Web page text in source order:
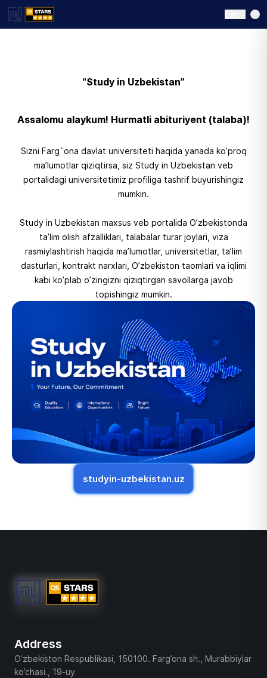
“Study in Uzbekistan”
Assalomu alaykum! Hurmatli abituriyent (talaba)!
Sizni Farg`ona davlat universiteti haqida yanada ko’proq
ma’lumotlar qiziqtirsa, siz Study in Uzbekistan veb
portalidagi universitetimiz profiliga tashrif buyurishingiz
mumkin.
Study in Uzbekistan maxsus veb portalida O’zbekistonda
ta’lim olish afzalliklari, talabalar turar joylari, viza
rasmiylashtirish haqida ma’lumotlar, universitetlar, ta’lim
dasturlari, kontrakt narxlari, O’zbekiston taomlari va iqlimi
kabi ko’plab o’zingizni qiziqtirgan savollarga javob
topishingiz mumkin.
studyin-uzbekistan.uz
Address
O’zbekiston Respublikasi, 150100. Farg’ona sh., Murabbiylar
ko’chasi., 19-uy